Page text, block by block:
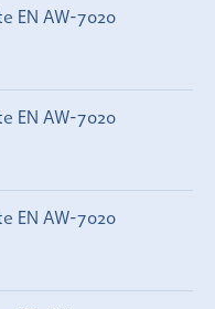
EN AW-7020
EN AW-7020
EN AW-7020